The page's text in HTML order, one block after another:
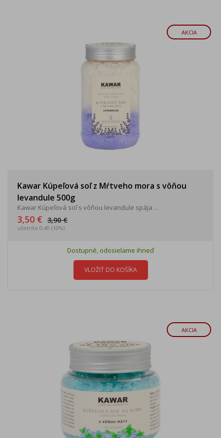
AKCIA
Kawar Kúpeľová soľ z Mŕtveho mora s vôňou
levandule 500g
Kawar Kúpeľová soľ s vôňou levandule spája ...
3,50 € 3,90 €
ušetríte 0,40 (10%)
Dostupné, odosielame ihneď
VLOŽIŤ DO KOŠÍKA
AKCIA